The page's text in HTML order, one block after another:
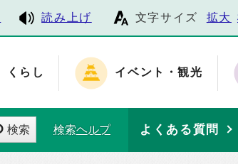
読み上げ 文字サイズ 拡大
くらし イベント・観光
検索 検索ヘルプ よくある質問